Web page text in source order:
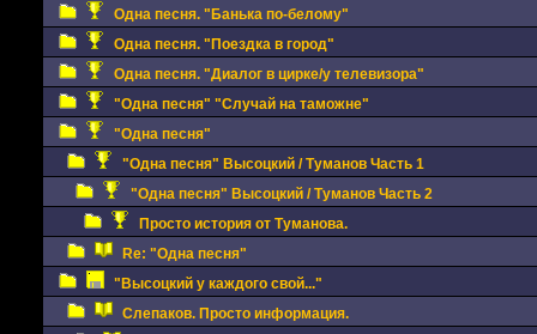
Одна песня. "Банька по-белому"
Одна песня. "Поездка в город"
Одна песня. "Диалог в цирке/у телевизора"
"Одна песня" "Случай на таможне"
"Одна песня"
"Одна песня" Высоцкий / Туманов Часть 1
"Одна песня" Высоцкий / Туманов Часть 2
Просто история от Туманова.
Re: "Одна песня"
"Высоцкий у каждого свой..."
Слепаков. Просто информация.